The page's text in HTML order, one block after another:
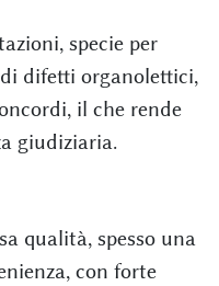
specie per
difetti organolettici,
il che rende
giudiziaria.
qualità, spesso una
con forte